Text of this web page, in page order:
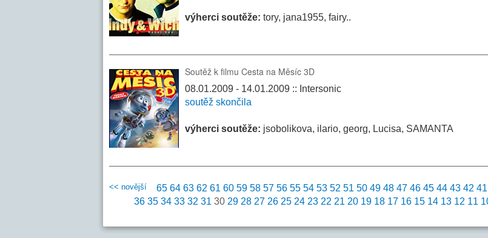
výherci soutěže: tory, jana1955, fairy..
Soutěž k filmu Cesta na Měsíc 3D
08.01.2009 - 14.01.2009 :: Intersonic
soutěž skončila
výherci soutěže: jsobolikova, ilario, georg, Lucisa, SAMANTA
<< novější 65 64 63 62 61 60 59 58 57 56 55 54 53 52 51 50 49 48 47 46 45 44 43 42 41
36 35 34 33 32 31 30 29 28 27 26 25 24 23 22 21 20 19 18 17 16 15 14 13 12 11